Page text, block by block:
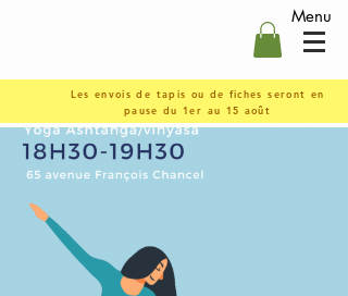
Menu
Les envois de tapis ou de fiches seront en
pause du 1er au 15 août